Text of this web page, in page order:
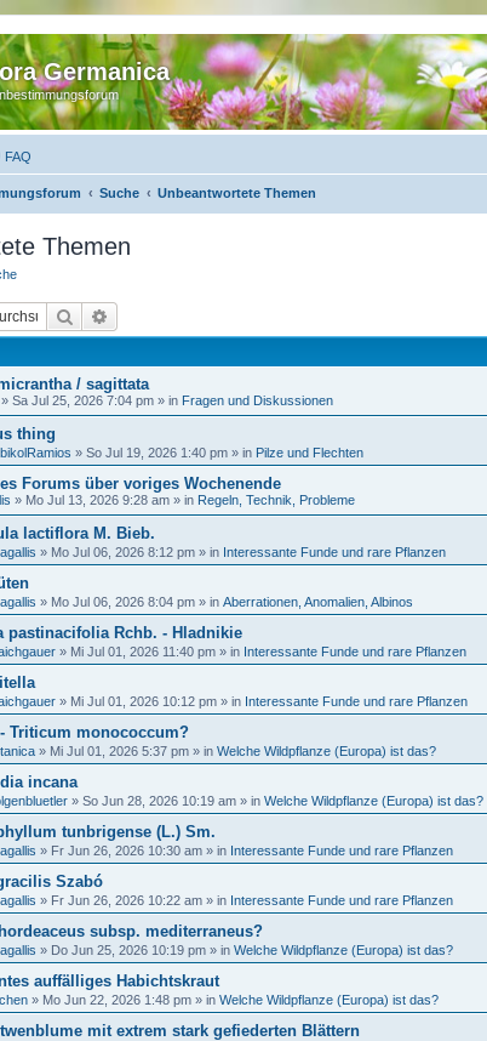
Germanica
FAQ
Suche Unbeantwortete Themen
Themen
Suche
/ sagittata
» Sa Jul 25, 2026 7:04 pm » in Fragen und Diskussionen
thing
» So Jul 19, 2026 1:40 pm » in Pilze und Flechten
Forums über voriges Wochenende
» Mo Jul 13, 2026 9:28 am » in Regeln, Technik, Probleme
lactiflora M. Bieb.
» Mo Jul 06, 2026 8:12 pm » in Interessante Funde und rare Pflanzen
» Mo Jul 06, 2026 8:04 pm » in Aberrationen, Anomalien, Albinos
pastinacifolia Rchb. - Hladnikie
» Mi Jul 01, 2026 11:40 pm » in Interessante Funde und rare Pflanzen
» Mi Jul 01, 2026 10:12 pm » in Interessante Funde und rare Pflanzen
Triticum monococcum?
» Mi Jul 01, 2026 5:37 pm » in Welche Wildpflanze (Europa) ist das?
incana
» So Jun 28, 2026 10:19 am » in Welche Wildpflanze (Europa) ist das?
tunbrigense (L.) Sm.
» Fr Jun 26, 2026 10:30 am » in Interessante Funde und rare Pflanzen
Szabó
» Fr Jun 26, 2026 10:22 am » in Interessante Funde und rare Pflanzen
subsp. mediterraneus?
» Do Jun 25, 2026 10:19 pm » in Welche Wildpflanze (Europa) ist das?
auffälliges Habichtskraut
» Mo Jun 22, 2026 1:48 pm » in Welche Wildpflanze (Europa) ist das?
mit extrem stark gefiederten Blättern